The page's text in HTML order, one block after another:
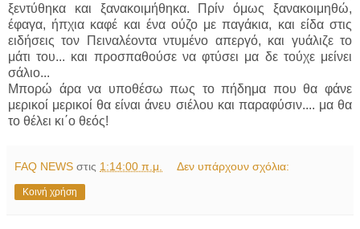
ξεντύθηκα και ξανακοιμήθηκα. Πρίν όμως ξανακοιμηθώ,
έφαγα, ήπχια καφέ και ένα ούζο με παγάκια, και είδα στις
ειδήσεις τον Πειναλέοντα ντυμένο απεργό, και γυάλιζε το
μάτι του... και προσπαθούσε να φτύσει μα δε τούχε μείνει
σάλιο...
Μπορώ άρα να υποθέσω πως το πήδημα που θα φάνε
μερικοί μερικοί θα είναι άνευ σιέλου και παραφύσιν.... μα θα
το θέλει κι΄ο θεός!
FAQ NEWS στις 1:14:00 π.μ. Δεν υπάρχουν σχόλια:
Κοινή χρήση